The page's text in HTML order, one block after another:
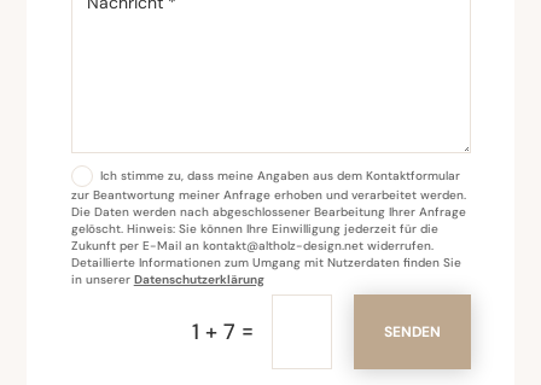
Ich stimme zu, dass meine Angaben aus dem Kontaktformular
zur Beantwortung meiner Anfrage erhoben und verarbeitet werden.
Die Daten werden nach abgeschlossener Bearbeitung Ihrer Anfrage
gelöscht. Hinweis: Sie können Ihre Einwilligung jederzeit für die
Zukunft per E-Mail an kontakt@altholz-design.net widerrufen.
Detaillierte Informationen zum Umgang mit Nutzerdaten finden Sie
in unserer Datenschutzerklärung
1 + 7 = SENDEN